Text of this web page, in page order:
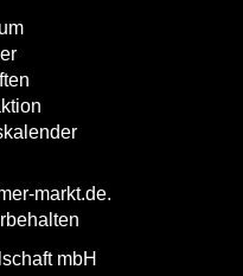
markt.de.
mbH